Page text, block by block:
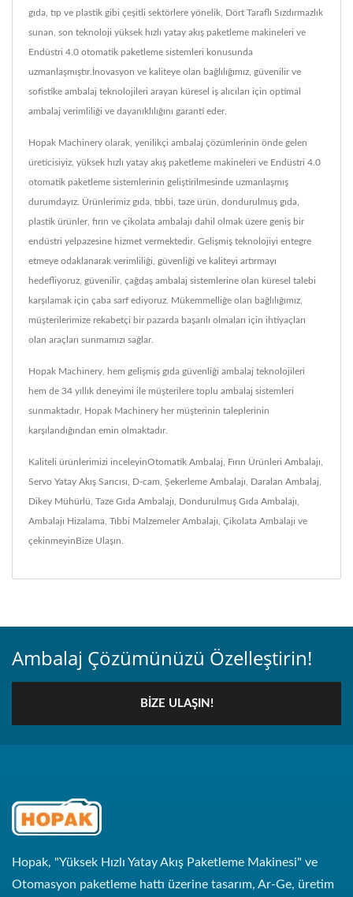
gıda, tıp ve plastik gibi çeşitli sektörlere yönelik, Dört Taraflı Sızdırmazlık
sunan, son teknoloji yüksek hızlı yatay akış paketleme makineleri ve
Endüstri 4.0 otomatik paketleme sistemleri konusunda
uzmanlaşmıştır.İnovasyon ve kaliteye olan bağlılığımız, güvenilir ve
sofistike ambalaj teknolojileri arayan küresel iş alıcıları için optimal
ambalaj verimliliği ve dayanıklılığını garanti eder.
Hopak Machinery olarak, yenilikçi ambalaj çözümlerinin önde gelen
üreticisiyiz, yüksek hızlı yatay akış paketleme makineleri ve Endüstri 4.0
otomatik paketleme sistemlerinin geliştirilmesinde uzmanlaşmış
durumdayız. Ürünlerimiz gıda, tıbbi, taze ürün, dondurulmuş gıda,
plastik ürünler, fırın ve çikolata ambalajı dahil olmak üzere geniş bir
endüstri yelpazesine hizmet vermektedir. Gelişmiş teknolojiyi entegre
etmeye odaklanarak verimliliği, güvenliği ve kaliteyi artırmayı
hedefliyoruz, güvenilir, çağdaş ambalaj sistemlerine olan küresel talebi
karşılamak için çaba sarf ediyoruz. Mükemmelliğe olan bağlılığımız,
müşterilerimize rekabetçi bir pazarda başarılı olmaları için ihtiyaçları
olan araçları sunmamızı sağlar.
Hopak Machinery, hem gelişmiş gıda güvenliği ambalaj teknolojileri
hem de 34 yıllık deneyimi ile müşterilere toplu ambalaj sistemleri
sunmaktadır, Hopak Machinery her müşterinin taleplerinin
karşılandığından emin olmaktadır.
Kaliteli ürünlerimizi inceleyinOtomatik Ambalaj Fırın Ürünleri Ambalajı
Servo Yatay Akış Sarıcısı D-cam Şekerleme Ambalajı Daralan Ambalaj
Dikey Mühürlü Taze Gıda Ambalajı Dondurulmuş Gıda Ambalajı
Ambalajı Hizalama Tıbbi Malzemeler Ambalajı Çikolata Ambalajı ve
çekinmeyinBize Ulaşın
Ambalaj Çözümünüzü Özelleştirin!
BIZE ULAŞIN!
Hopak, "Yüksek Hızlı Yatay Akış Paketleme Makinesi" ve
Otomasyon paketleme hattı üzerine tasarım, Ar-Ge, üretim